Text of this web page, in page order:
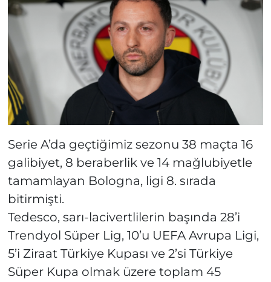
Serie A’da geçtiğimiz sezonu 38 maçta 16
galibiyet, 8 beraberlik ve 14 mağlubiyetle
tamamlayan Bologna, ligi 8. sırada
bitirmişti.
Tedesco, sarı-lacivertlilerin başında 28’i
Trendyol Süper Lig, 10’u UEFA Avrupa Ligi,
5’i Ziraat Türkiye Kupası ve 2’si Türkiye
Süper Kupa olmak üzere toplam 45